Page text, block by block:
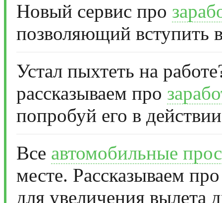
Новый сервис про
позволяющий вступить
Устал пыхтеть на
рассказываем про
попробуй его в
Все автомобильные
месте. Рассказываем
для увеличения вылета